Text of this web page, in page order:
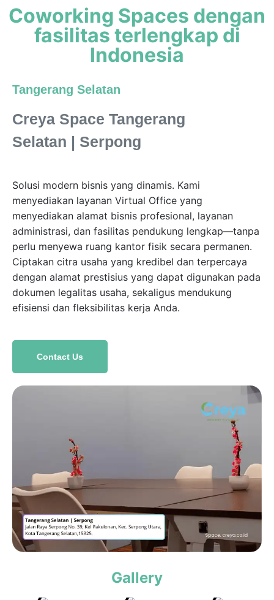
Coworking Spaces dengan
fasilitas terlengkap di
Indonesia
Tangerang Selatan
Creya Space Tangerang
Selatan | Serpong
Solusi modern bisnis yang dinamis. Kami
menyediakan layanan Virtual Office yang
menyediakan alamat bisnis profesional, layanan
administrasi, dan fasilitas pendukung lengkap—tanpa
perlu menyewa ruang kantor fisik secara permanen.
Ciptakan citra usaha yang kredibel dan terpercaya
dengan alamat prestisius yang dapat digunakan pada
dokumen legalitas usaha, sekaligus mendukung
efisiensi dan fleksibilitas kerja Anda.
Contact Us
Gallery